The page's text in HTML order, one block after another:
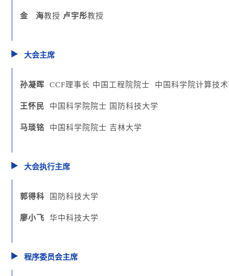
金 海教授 卢宇彤教授
大会主席
孙凝晖 CCF理事长 中国工程院院士 中国科学院计算技
王怀民 中国科学院院士 国防科技大学
马琰铭 中国科学院院士 吉林大学
大会执行主席
郭得科 国防科技大学
廖小飞 华中科技大学
程序委员会主席